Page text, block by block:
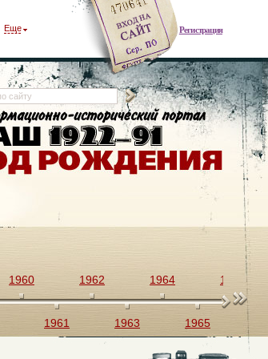
Регистрация
Еще
1960
1961
1962
1963
1964
1965
1966